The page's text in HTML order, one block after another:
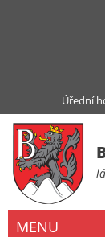
Úřední
MENU